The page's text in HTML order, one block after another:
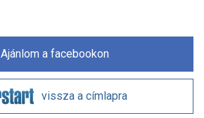
Ajánlom a facebookon
vissza a címlapra